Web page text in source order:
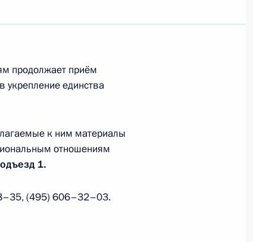
продолжает приём
укрепление единства
к ним материалы
отношениям
1.
(495) 606–32–03.